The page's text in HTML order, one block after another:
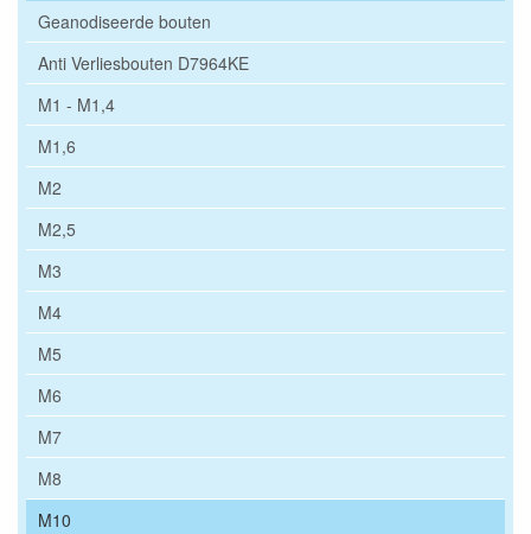
Geanodiseerde bouten
Anti Verliesbouten D7964KE
M1 - M1,4
M1,6
M2
M2,5
M3
M4
M5
M6
M7
M8
M10